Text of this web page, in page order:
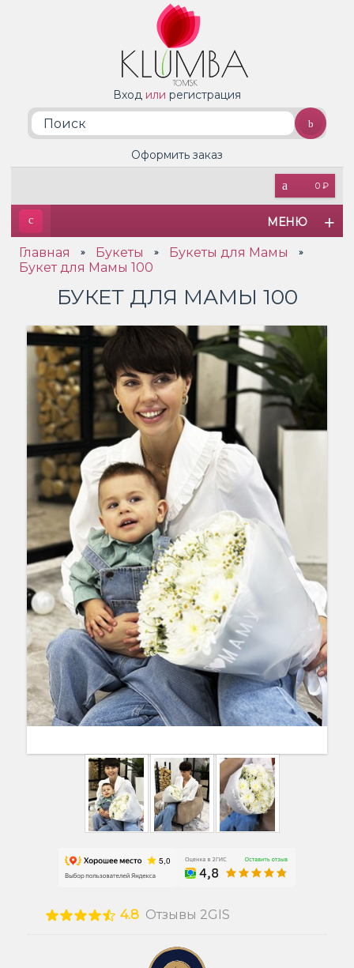
Вход или регистрация
0 ₽
Оформить заказ
МЕНЮ
Главная » Букеты » Букеты для Мамы »
Букет для Мамы 100
БУКЕТ ДЛЯ МАМЫ 100
4.8 Отзывы 2GIS